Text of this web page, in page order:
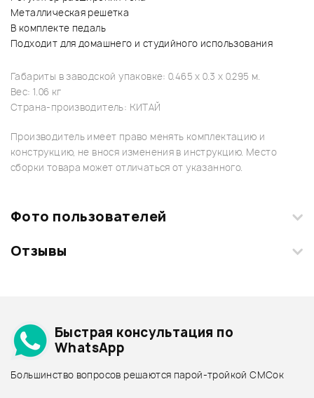
Металлическая решетка
В комплекте педаль
Подходит для домашнего и студийного использования
Габариты в заводской упаковке: 0.465 x 0.3 x 0.295 м.
Вес: 1.06 кг
Страна-производитель: КИТАЙ
Производитель имеет право менять комплектацию и
конструкцию, не внося изменения в инструкцию. Место
сборки товара может отличаться от указанного.
Фото пользователей
Загрузите свои фотографии купленного товара и получите
Отзывы
Архив товаров - дешевле
Архив товаров - дороже
Все товары BLACKSTAR
Быстрая консультация по
WhatsApp
Большинство вопросов решаются парой-тройкой СМСок